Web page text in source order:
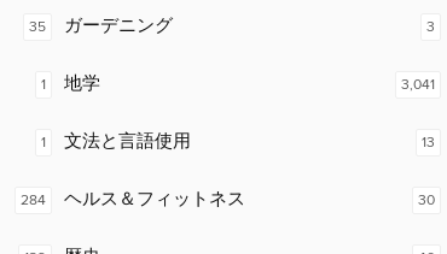
35 ガーデニング
1 地学
1 文法と言語使用
284 ヘルス＆フィットネス
3
3,041
13
30